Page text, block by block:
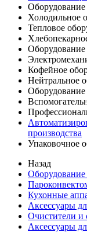
Холодильное
Тепловое
Оборудование
Кофейное
Нейтральное
производства
Упаковочное
Назад
Кухонные
Аксессуары
Очистители и
Аксессуары